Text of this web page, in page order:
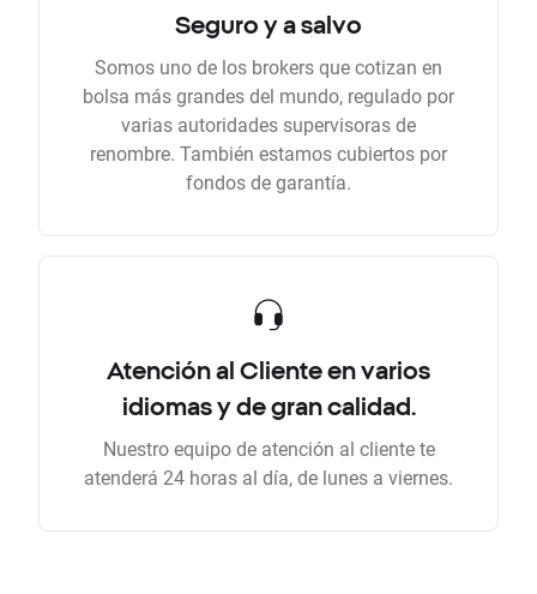
Seguro y a salvo
Somos uno de los brokers que cotizan en
bolsa más grandes del mundo, regulado por
varias autoridades supervisoras de
renombre. También estamos cubiertos por
fondos de garantía.
Atención al Cliente en varios
idiomas y de gran calidad.
Nuestro equipo de atención al cliente te
atenderá 24 horas al día, de lunes a viernes.